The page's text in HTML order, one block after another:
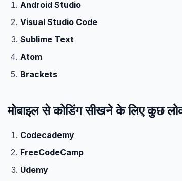
Android Studio
Visual Studio Code
Sublime Text
Atom
Brackets
मोबाइल से कोडिंग सीखने के लिए कुछ
Codecademy
FreeCodeCamp
Udemy